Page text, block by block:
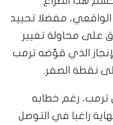
الواقعي، مفضلا تحييد
على محاولة تغيير
الذي قوّضه ترمب
نقطة الصفر.
ترمب، رغم خطابه
راغبا في التوصل